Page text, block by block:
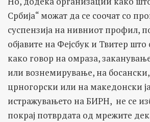
Србија“ можат да се соочат со
суспензија на нивниот профил,
објавите на Фејсбук и Твитер што
како говор на омраза,
или вознемирување, на
црногорски или на македонски
истражувањето на БИРН, не се
покрај потврдата од мрежите